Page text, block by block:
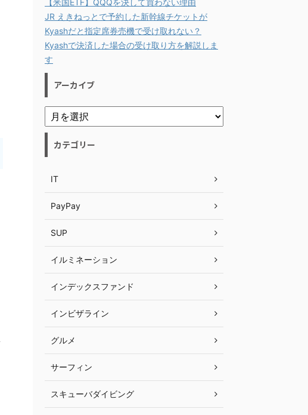
【米国ETF】QQQを決して買わない理由
JR えきねっとで予約した新幹線チケットが
Kyashだと指定席券売機で受け取れない？
Kyashで決済した場合の受け取り方を解説しま
す
アーカイブ
カテゴリー
IT
PayPay
SUP
イルミネーション
インデックスファンド
インビザライン
グルメ
サーフィン
スキューバダイビング